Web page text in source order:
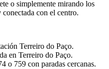
o simplemente mirando los
con el centro.
Terreiro do Paço.
en Terreiro do Paço.
o 759 con paradas cercanas.